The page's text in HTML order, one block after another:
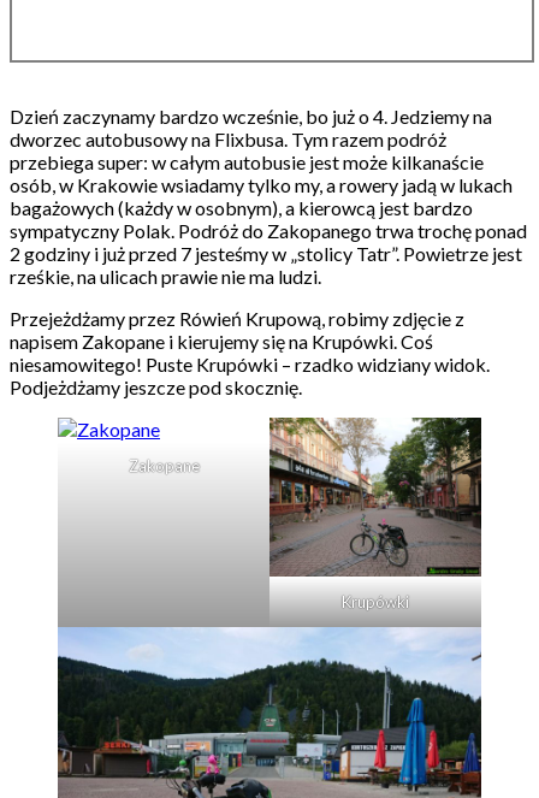
Dzień zaczynamy bardzo wcześnie, bo już o 4. Jedziemy na
dworzec autobusowy na Flixbusa. Tym razem podróż
przebiega super: w całym autobusie jest może kilkanaście
osób, w Krakowie wsiadamy tylko my, a rowery jadą w lukach
bagażowych (każdy w osobnym), a kierowcą jest bardzo
sympatyczny Polak. Podróż do Zakopanego trwa trochę ponad
2 godziny i już przed 7 jesteśmy w „stolicy Tatr”. Powietrze jest
rześkie, na ulicach prawie nie ma ludzi.
Przejeżdżamy przez Rówień Krupową, robimy zdjęcie z
napisem Zakopane i kierujemy się na Krupówki. Coś
niesamowitego! Puste Krupówki – rzadko widziany widok.
Podjeżdżamy jeszcze pod skocznię.
Zakopane
Krupówki